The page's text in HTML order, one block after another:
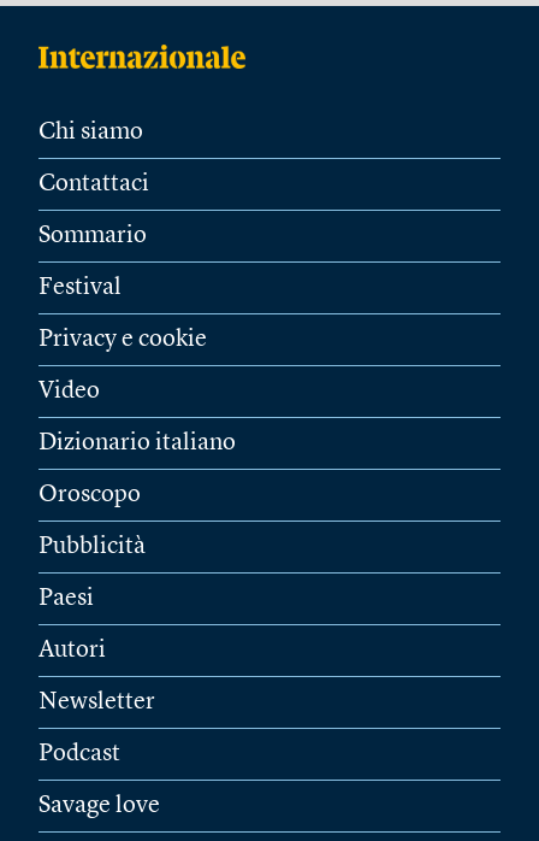
Chi siamo
Contattaci
Sommario
Festival
Privacy e cookie
Video
Dizionario italiano
Oroscopo
Pubblicità
Paesi
Autori
Newsletter
Podcast
Savage love